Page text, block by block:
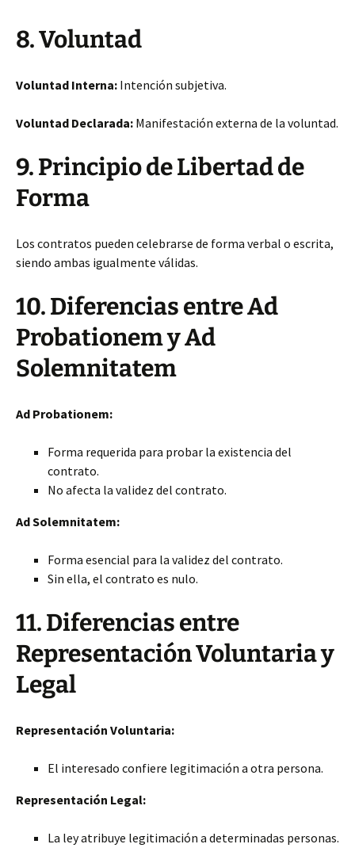
8. Voluntad
Voluntad Interna: Intención subjetiva.
Voluntad Declarada: Manifestación externa de la voluntad.
9. Principio de Libertad de
Forma
Los contratos pueden celebrarse de forma verbal o escrita,
siendo ambas igualmente válidas.
10. Diferencias entre Ad
Probationem y Ad
Solemnitatem
Ad Probationem:
Forma requerida para probar la existencia del
contrato.
No afecta la validez del contrato.
Ad Solemnitatem:
Forma esencial para la validez del contrato.
Sin ella, el contrato es nulo.
11. Diferencias entre
Representación Voluntaria y
Legal
Representación Voluntaria:
El interesado confiere legitimación a otra persona.
Representación Legal:
La ley atribuye legitimación a determinadas personas.